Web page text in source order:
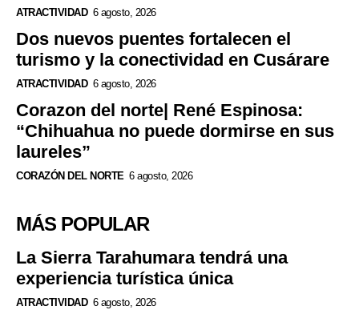
ATRACTIVIDAD 6 agosto, 2026
Dos nuevos puentes fortalecen el
turismo y la conectividad en Cusárare
ATRACTIVIDAD 6 agosto, 2026
Corazon del norte| René Espinosa:
“Chihuahua no puede dormirse en sus
laureles”
CORAZÓN DEL NORTE 6 agosto, 2026
MÁS POPULAR
La Sierra Tarahumara tendrá una
experiencia turística única
ATRACTIVIDAD 6 agosto, 2026